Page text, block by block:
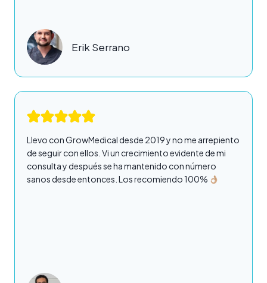
Erik Serrano
Llevo con GrowMedical desde 2019 y no me arrepiento
de seguir con ellos. Vi un crecimiento evidente de mi
consulta y después se ha mantenido con número
sanos desde entonces. Los recomiendo 100%